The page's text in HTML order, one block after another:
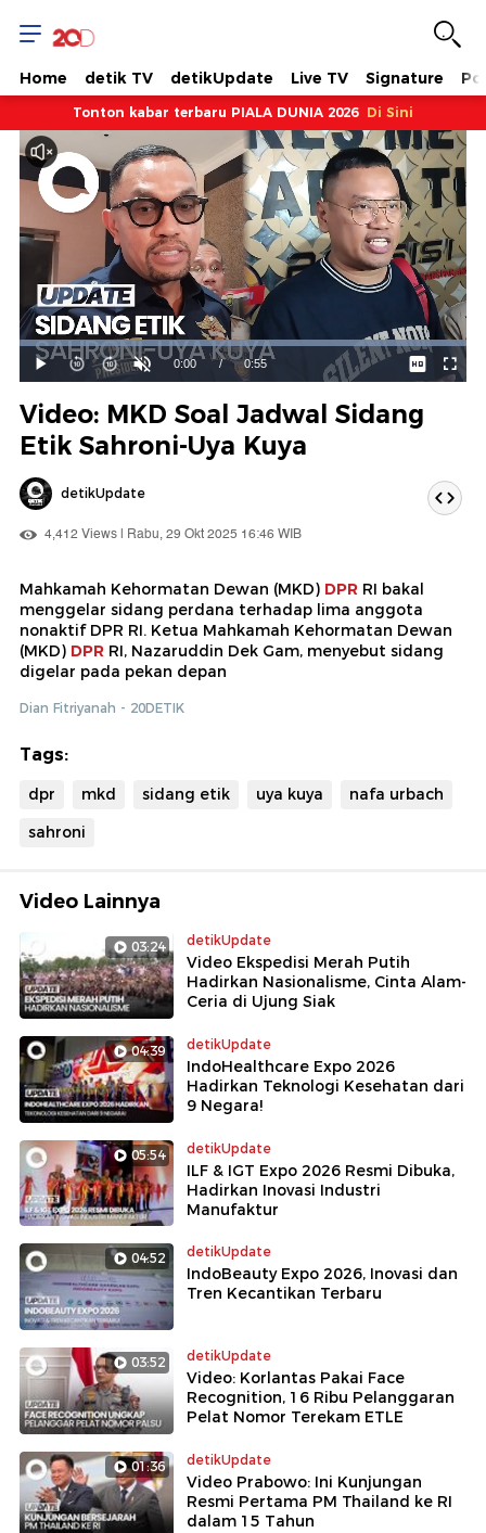
Home detik TV detikUpdate Live TV Signature
Tonton kabar terbaru PIALA DUNIA 2026 Di Sini
Mainkan
Suara
Hidup
Waktu
ini
0:00 / Durasi
0:55
Dimuat:
100.00%
Video: MKD Soal Jadwal Sidang
Etik Sahroni-Uya Kuya
detikUpdate
4,412 Views | Rabu, 29 Okt 2025 16:46 WIB
Mahkamah Kehormatan Dewan (MKD) DPR RI bakal
menggelar sidang perdana terhadap lima anggota
nonaktif DPR RI. Ketua Mahkamah Kehormatan Dewan
(MKD) DPR RI, Nazaruddin Dek Gam, menyebut sidang
digelar pada pekan depan
Dian Fitriyanah - 20DETIK
Tags:
dpr mkd sidang etik uya kuya
nafa urbach
sahroni
Video Lainnya
03:24 detikUpdate
Video Ekspedisi Merah Putih
Hadirkan Nasionalisme, Cinta Alam-
Ceria di Ujung Siak
04:39 detikUpdate
IndoHealthcare Expo 2026
Hadirkan Teknologi Kesehatan dari
9 Negara!
05:54 detikUpdate
ILF & IGT Expo 2026 Resmi Dibuka,
Hadirkan Inovasi Industri
Manufaktur
04:52 detikUpdate
IndoBeauty Expo 2026, Inovasi dan
Tren Kecantikan Terbaru
03:52 detikUpdate
Video: Korlantas Pakai Face
Recognition, 16 Ribu Pelanggaran
Pelat Nomor Terekam ETLE
01:36 detikUpdate
Video Prabowo: Ini Kunjungan
Resmi Pertama PM Thailand ke RI
dalam 15 Tahun